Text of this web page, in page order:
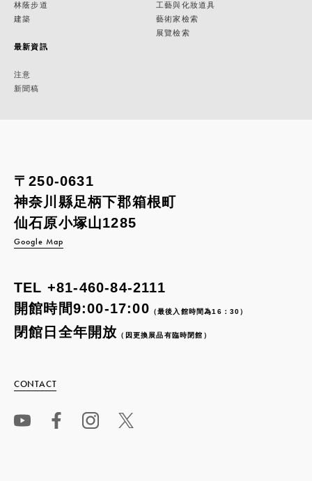
林蔭步道
建築
最新資訊
注意
新聞稿
工藝與化妝道具
藝術家檢索
展覽檢索
〒250-0631
神奈川縣足柄下郡箱根町
仙石原小塚山1285
Google Map
TEL +81-460-84-2111
開館時間9:00-17:00 （最後入館時間為16：30）
閉館日全年開放 （因更換展品有臨時閉館）
CONTACT